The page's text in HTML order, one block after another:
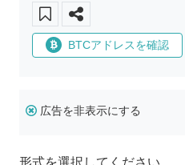
BTCアドレスを確認
広告を非表示にする
形式を選択してください